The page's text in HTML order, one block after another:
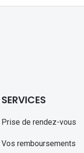
SERVICES
Prise de rendez-vous
Vos remboursements